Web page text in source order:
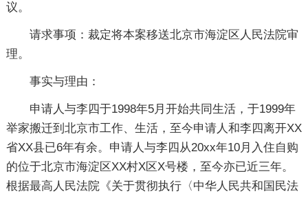
议。
请求事项：裁定将本案移送北京市海淀区人民法院审
理。
事实与理由：
申请人与李四于1998年5月开始共同生活，于1999年
举家搬迁到北京市工作、生活，至今申请人和李四离开XX
省XX县已6年有余。申请人与李四从20xx年10月入住自购
的位于北京市海淀区XX村X区X号楼，至今亦已近三年。
根据最高人民法院《关于贯彻执行〈中华人民共和国民法